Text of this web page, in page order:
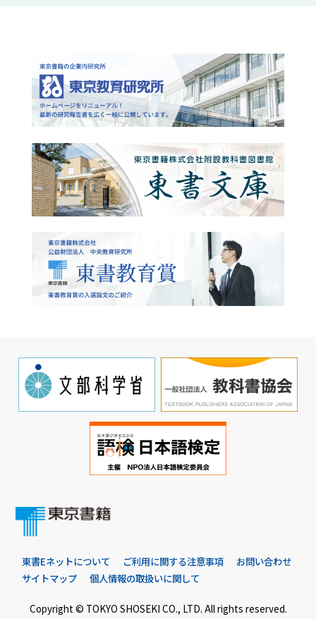
東書Eネットについて ご利用に関する注意事項
お問い合わせ
サイトマップ
個人情報の取扱いに関して
Copyright © TOKYO SHOSEKI CO., LTD. All rights reserved.